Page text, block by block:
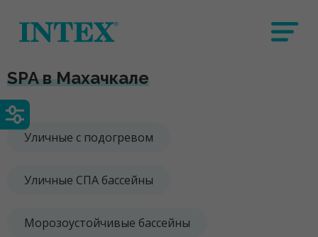
SPA в Махачкале
Уличные с подогревом
Уличные СПА бассейны
Морозоустойчивые бассейны